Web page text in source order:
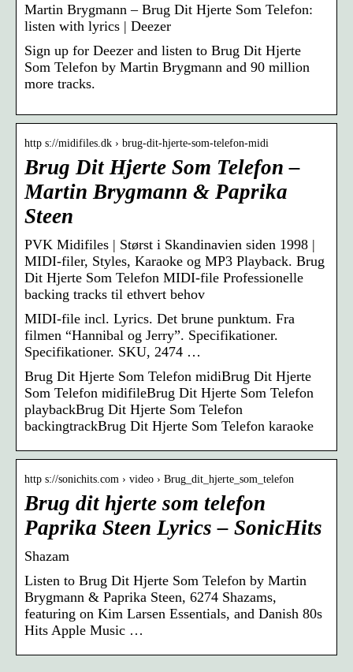
Martin Brygmann – Brug Dit Hjerte Som Telefon:
listen with lyrics | Deezer
Sign up for Deezer and listen to Brug Dit Hjerte
Som Telefon by Martin Brygmann and 90 million
more tracks.
http s://midifiles.dk › brug-dit-hjerte-som-telefon-midi
Brug Dit Hjerte Som Telefon –
Martin Brygmann & Paprika
Steen
PVK Midifiles | Størst i Skandinavien siden 1998 |
MIDI-filer, Styles, Karaoke og MP3 Playback. Brug
Dit Hjerte Som Telefon MIDI-file Professionelle
backing tracks til ethvert behov
MIDI-file incl. Lyrics. Det brune punktum. Fra
filmen “Hannibal og Jerry”. Specifikationer.
Specifikationer. SKU, 2474 …
Brug Dit Hjerte Som Telefon midiBrug Dit Hjerte
Som Telefon midifileBrug Dit Hjerte Som Telefon
playbackBrug Dit Hjerte Som Telefon
backingtrackBrug Dit Hjerte Som Telefon karaoke
http s://sonichits.com › video › Brug_dit_hjerte_som_telefon
Brug dit hjerte som telefon
Paprika Steen Lyrics – SonicHits
Shazam
Listen to Brug Dit Hjerte Som Telefon by Martin
Brygmann & Paprika Steen, 6274 Shazams,
featuring on Kim Larsen Essentials, and Danish 80s
Hits Apple Music …